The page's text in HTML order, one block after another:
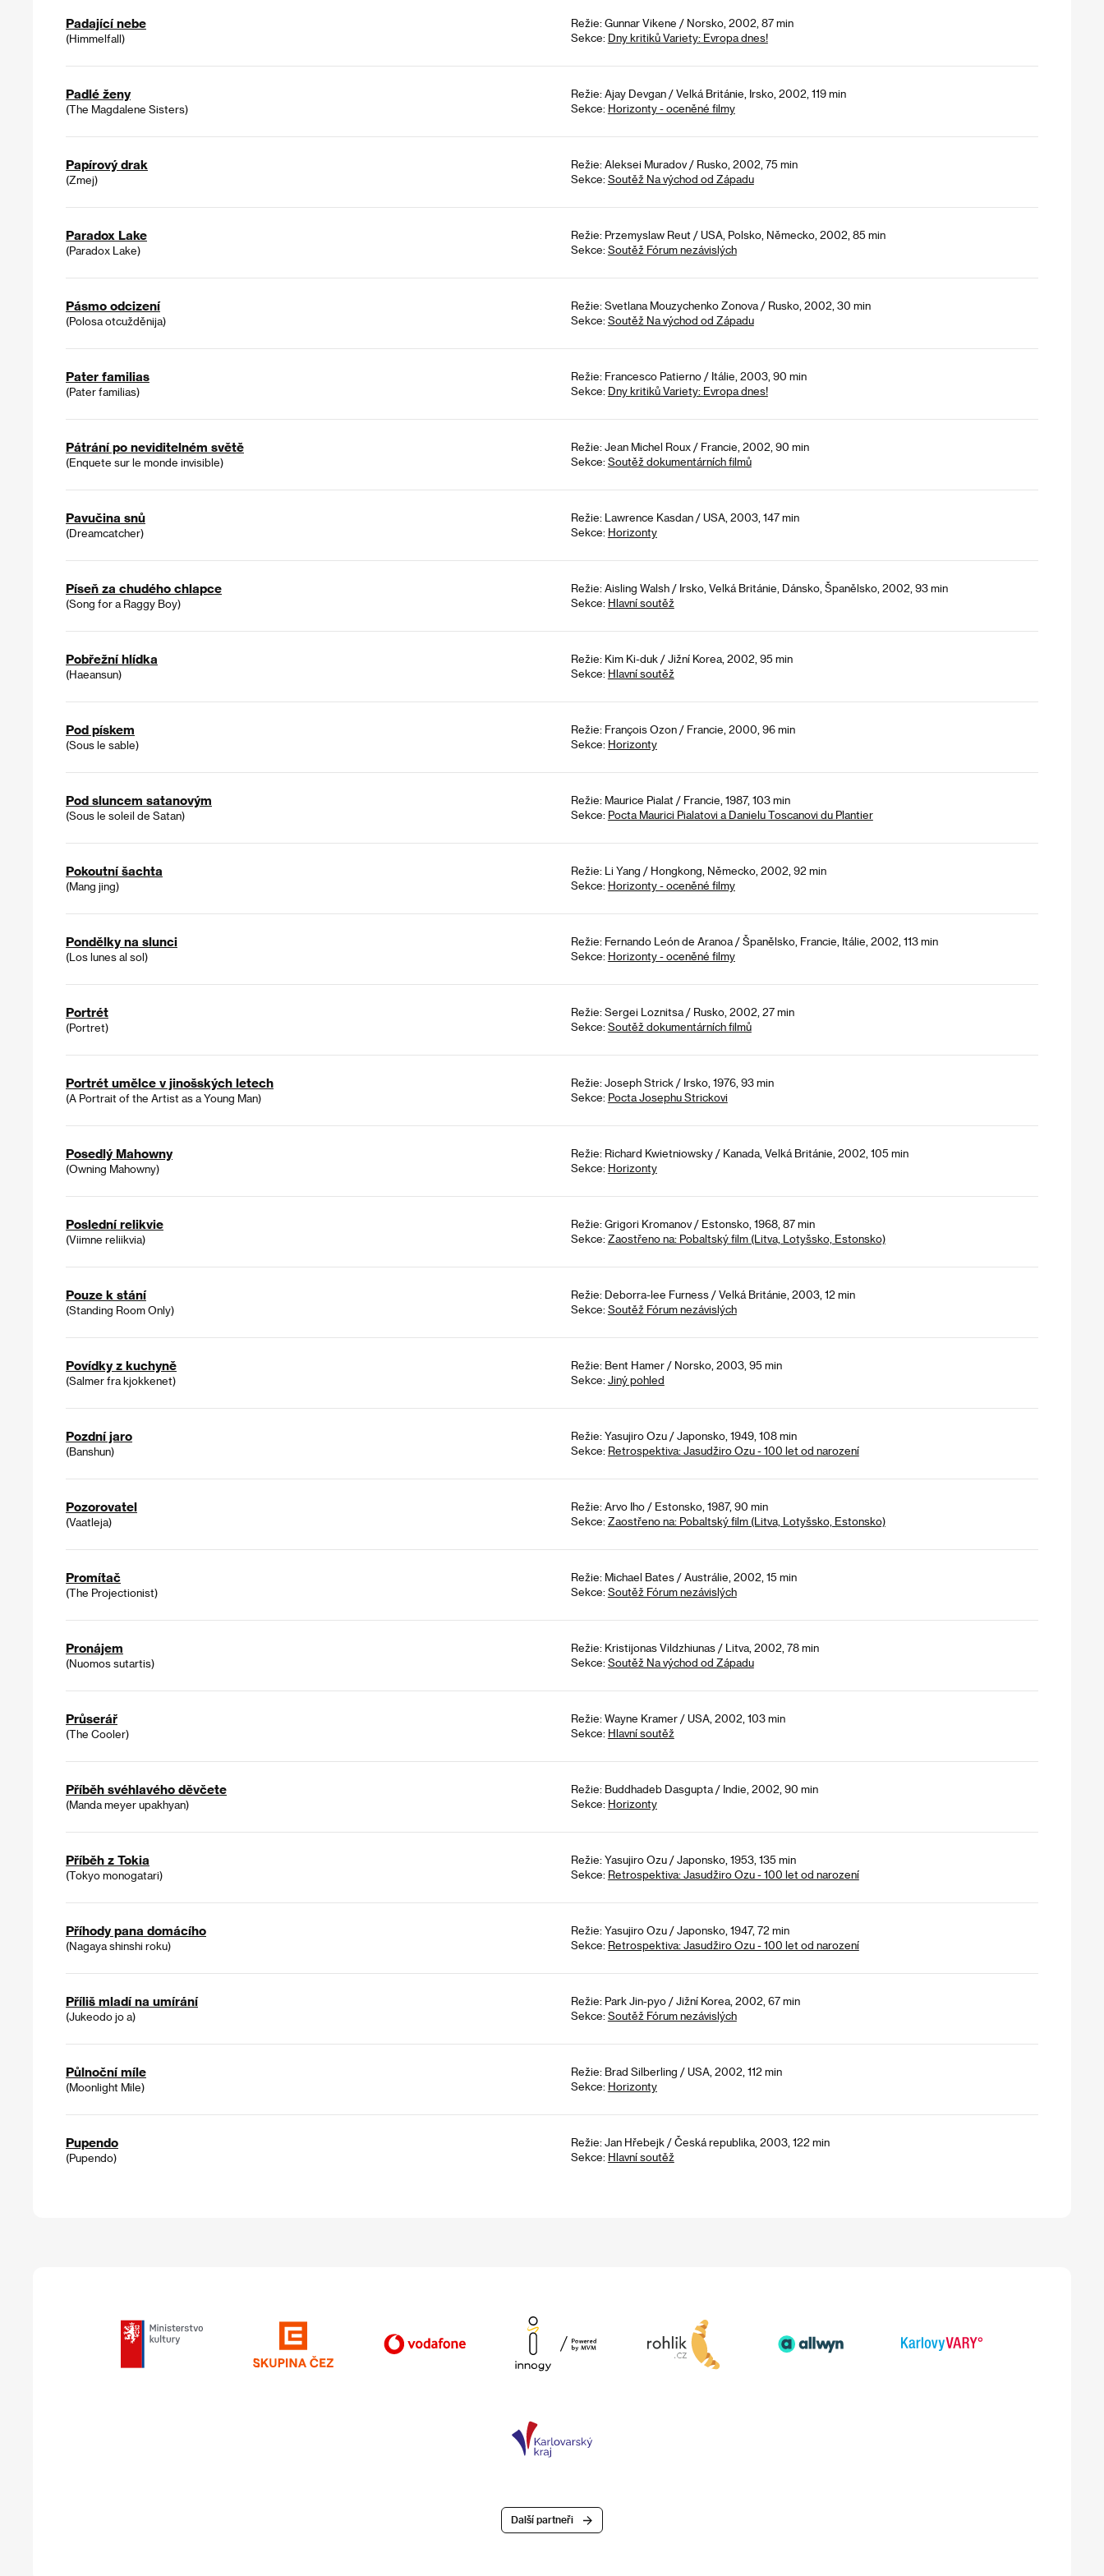
Padající nebe
(Himmelfall)
Režie: Gunnar Vikene / Norsko, 2002, 87 min
Sekce: Dny kritiků Variety: Evropa dnes!
Padlé ženy
(The Magdalene Sisters)
Režie: Ajay Devgan / Velká Británie, Irsko, 2002, 119 min
Sekce: Horizonty - oceněné filmy
Papírový drak
(Zmej)
Režie: Aleksei Muradov / Rusko, 2002, 75 min
Sekce: Soutěž Na východ od Západu
Paradox Lake
(Paradox Lake)
Režie: Przemyslaw Reut / USA, Polsko, Německo, 2002, 85 min
Sekce: Soutěž Fórum nezávislých
Pásmo odcizení
(Polosa otcužděnija)
Režie: Svetlana Mouzychenko Zonova / Rusko, 2002, 30 min
Sekce: Soutěž Na východ od Západu
Pater familias
(Pater familias)
Režie: Francesco Patierno / Itálie, 2003, 90 min
Sekce: Dny kritiků Variety: Evropa dnes!
Pátrání po neviditelném světě
(Enquete sur le monde invisible)
Režie: Jean Michel Roux / Francie, 2002, 90 min
Sekce: Soutěž dokumentárních filmů
Pavučina snů
(Dreamcatcher)
Režie: Lawrence Kasdan / USA, 2003, 147 min
Sekce: Horizonty
Píseň za chudého chlapce
(Song for a Raggy Boy)
Režie: Aisling Walsh / Irsko, Velká Británie, Dánsko, Španělsko, 2002, 93 min
Sekce: Hlavní soutěž
Pobřežní hlídka
(Haeansun)
Režie: Kim Ki-duk / Jižní Korea, 2002, 95 min
Sekce: Hlavní soutěž
Pod pískem
(Sous le sable)
Režie: François Ozon / Francie, 2000, 96 min
Sekce: Horizonty
Pod sluncem satanovým
(Sous le soleil de Satan)
Režie: Maurice Pialat / Francie, 1987, 103 min
Sekce: Pocta Maurici Pialatovi a Danielu Toscanovi du Plantier
Pokoutní šachta
(Mang jing)
Režie: Li Yang / Hongkong, Německo, 2002, 92 min
Sekce: Horizonty - oceněné filmy
Pondělky na slunci
(Los lunes al sol)
Režie: Fernando León de Aranoa / Španělsko, Francie, Itálie, 2002, 113 min
Sekce: Horizonty - oceněné filmy
Portrét
(Portret)
Režie: Sergei Loznitsa / Rusko, 2002, 27 min
Sekce: Soutěž dokumentárních filmů
Portrét umělce v jinošských letech
(A Portrait of the Artist as a Young Man)
Režie: Joseph Strick / Irsko, 1976, 93 min
Sekce: Pocta Josephu Strickovi
Posedlý Mahowny
(Owning Mahowny)
Režie: Richard Kwietniowsky / Kanada, Velká Británie, 2002, 105 min
Sekce: Horizonty
Poslední relikvie
(Viimne reliikvia)
Režie: Grigori Kromanov / Estonsko, 1968, 87 min
Sekce: Zaostřeno na: Pobaltský film (Litva, Lotyšsko, Estonsko)
Pouze k stání
(Standing Room Only)
Režie: Deborra-lee Furness / Velká Británie, 2003, 12 min
Sekce: Soutěž Fórum nezávislých
Povídky z kuchyně
(Salmer fra kjokkenet)
Režie: Bent Hamer / Norsko, 2003, 95 min
Sekce: Jiný pohled
Pozdní jaro
(Banshun)
Režie: Yasujiro Ozu / Japonsko, 1949, 108 min
Sekce: Retrospektiva: Jasudžiro Ozu - 100 let od narození
Pozorovatel
(Vaatleja)
Režie: Arvo Iho / Estonsko, 1987, 90 min
Sekce: Zaostřeno na: Pobaltský film (Litva, Lotyšsko, Estonsko)
Promítač
(The Projectionist)
Režie: Michael Bates / Austrálie, 2002, 15 min
Sekce: Soutěž Fórum nezávislých
Pronájem
(Nuomos sutartis)
Režie: Kristijonas Vildzhiunas / Litva, 2002, 78 min
Sekce: Soutěž Na východ od Západu
Průserář
(The Cooler)
Režie: Wayne Kramer / USA, 2002, 103 min
Sekce: Hlavní soutěž
Příběh svéhlavého děvčete
(Manda meyer upakhyan)
Režie: Buddhadeb Dasgupta / Indie, 2002, 90 min
Sekce: Horizonty
Příběh z Tokia
(Tokyo monogatari)
Režie: Yasujiro Ozu / Japonsko, 1953, 135 min
Sekce: Retrospektiva: Jasudžiro Ozu - 100 let od narození
Příhody pana domácího
(Nagaya shinshi roku)
Režie: Yasujiro Ozu / Japonsko, 1947, 72 min
Sekce: Retrospektiva: Jasudžiro Ozu - 100 let od narození
Příliš mladí na umírání
(Jukeodo jo a)
Režie: Park Jin-pyo / Jižní Korea, 2002, 67 min
Sekce: Soutěž Fórum nezávislých
Půlnoční míle
(Moonlight Mile)
Režie: Brad Silberling / USA, 2002, 112 min
Sekce: Horizonty
Pupendo
(Pupendo)
Režie: Jan Hřebejk / Česká republika, 2003, 122 min
Sekce: Hlavní soutěž
Další partneři